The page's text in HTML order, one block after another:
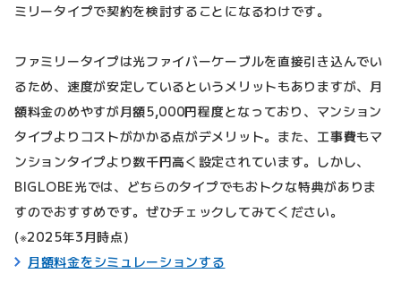
ミリータイプで契約を検討することになるわけです。
ファミリータイプは光ファイバーケーブルを直接引き込んでい
るため、速度が安定しているというメリットもありますが、月
額料金のめやすが月額5,000円程度となっており、マンション
タイプよりコストがかかる点がデメリット。また、工事費もマ
ンションタイプより数千円高く設定されています。しかし、
BIGLOBE光では、どちらのタイプでもおトクな特典がありま
すのでおすすめです。ぜひチェックしてみてください。
(※2025年3月時点)
月額料金をシミュレーションする